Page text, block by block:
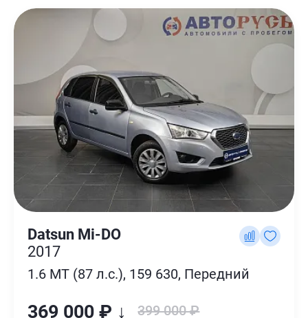
Datsun Mi-DO
2017
1.6 MT (87 л.с.), 159 630, Передний
369 000 ₽ ↓ 399 000 ₽